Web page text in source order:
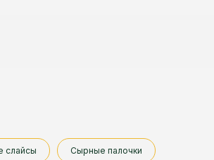
слайсы Сырные палочки